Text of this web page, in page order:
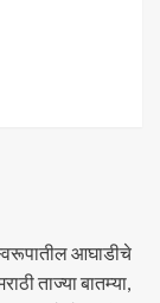
आघाडीचे
ताज्या बातम्या,